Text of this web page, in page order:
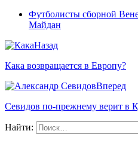
Футболисты сборной
Майдан
Назад
Кака возвращается в Европу?
Вперед
Севидов по-прежнему верит в
Найти: